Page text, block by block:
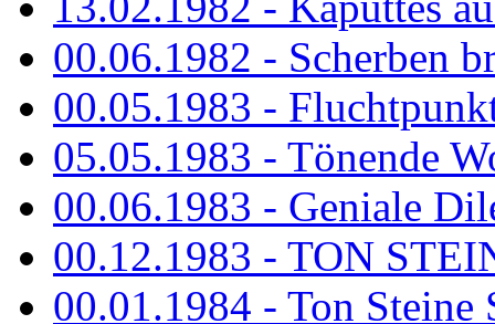
00.06.1982 - Scherben
00.05.1983 -
05.05.1983 - Tönende
00.06.1983 - Geniale
00.12.1983 - TON
00.01.1984 - Ton Steine